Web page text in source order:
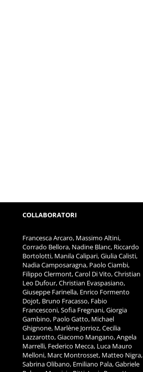
COLLABORATORI
Francesca Arcaro, Massimo Altini,
Corrado Bellora, Nadine Blanc, Riccardo
Bortolotti, Manila Calipari, Giulia Calisti,
Nadia Camposaragna, Paolo Ciambi,
Filippo Clermont, Carol Di Vito, Christian
Leo Dufour, Christian Evaspasiano,
Giuseppe Farinella, Enrico Formento
Dojot, Bruno Fracasso, Fabio
Francesconi, Sofia Fregnani, Giorgia
Gambino, Paolo Gatto, Michael
Ghignone, Marlène Jorrioz, Cecilia
Lazzarotto, Giacomo Mangano, Angela
Marrelli, Federico Mecca, Luca Mauro
Melloni, Marc Montrosset, Matteo Nigra,
Sabrina Olibano, Emiliano Pala, Gabriele